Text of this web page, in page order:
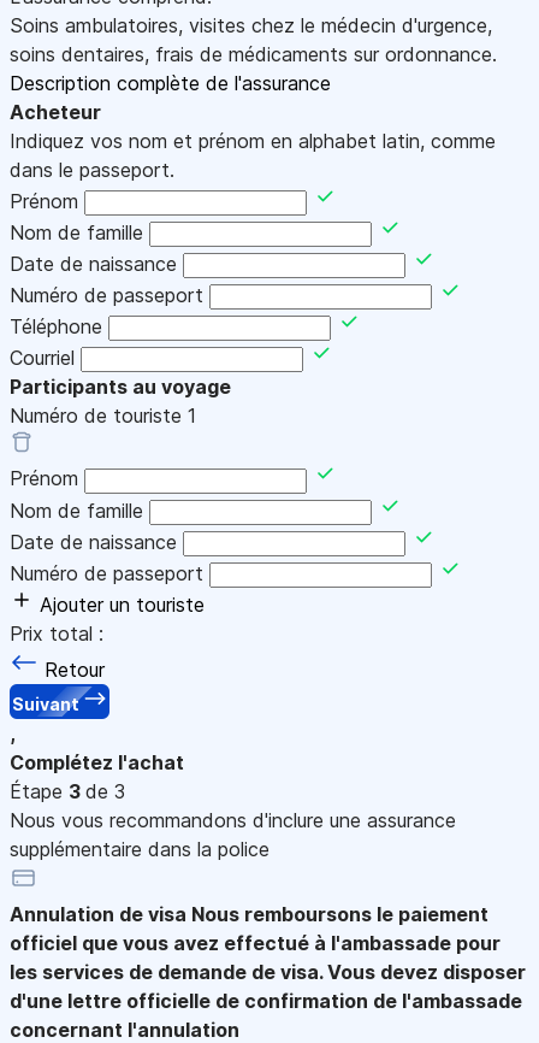
Soins ambulatoires, visites chez le médecin d'urgence,
soins dentaires, frais de médicaments sur ordonnance.
Description complète de l'assurance
Acheteur
Indiquez vos nom et prénom en alphabet latin, comme
dans le passeport.
Prénom
Nom de famille
Date de naissance
Numéro de passeport
Téléphone
Courriel
Participants au voyage
Numéro de touriste 1
Prénom
Nom de famille
Date de naissance
Numéro de passeport
Ajouter un touriste
Prix total :
Retour
Suivant
,
Complétez l'achat
Étape 3 de 3
Nous vous recommandons d'inclure une assurance
supplémentaire dans la police
Annulation de visa Nous remboursons le paiement
officiel que vous avez effectué à l'ambassade pour
les services de demande de visa. Vous devez disposer
d'une lettre officielle de confirmation de l'ambassade
concernant l'annulation